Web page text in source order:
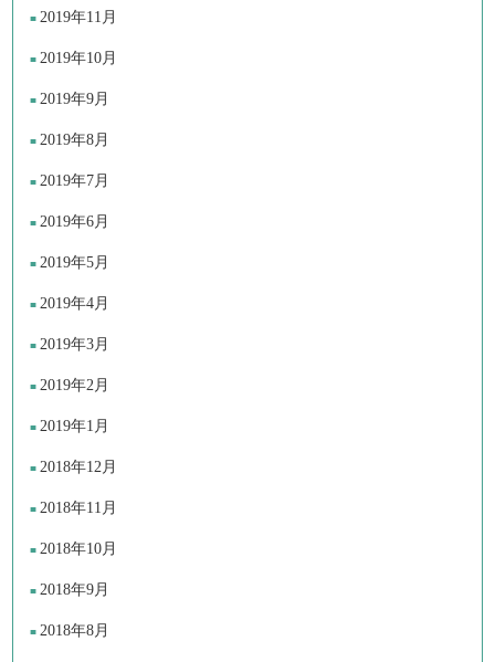
2019年11月
2019年10月
2019年9月
2019年8月
2019年7月
2019年6月
2019年5月
2019年4月
2019年3月
2019年2月
2019年1月
2018年12月
2018年11月
2018年10月
2018年9月
2018年8月